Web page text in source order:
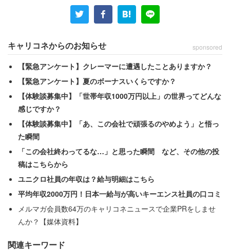
畜生、転職……する気力もない
キャリコネからのお知らせ sponsored
【緊急アンケート】クレーマーに遭遇したことありますか？
【緊急アンケート】夏のボーナスいくらですか？
【体験談募集中】「世帯年収1000万円以上」の世界ってどんな
感じですか？
【体験談募集中】「あ、この会社で頑張るのやめよう」と悟っ
た瞬間
「この会社終わってるな…」と思った瞬間 など、その他の投
稿はこちらから
ユニクロ社員の年収は？給与明細はこちら
平均年収2000万円！日本一給与が高いキーエンス社員の口コミ
メルマガ会員数64万のキャリコネニュースで企業PRをしませ
んか？【媒体資料】
関連キーワード